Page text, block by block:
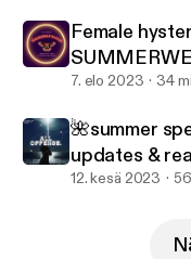
Female
7. elo 2023 34
🌺summer
updates &
12. kesä 2023